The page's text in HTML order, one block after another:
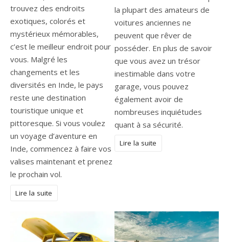
trouvez des endroits
exotiques, colorés et
mystérieux mémorables,
c’est le meilleur endroit pour
vous. Malgré les
changements et les
diversités en Inde, le pays
reste une destination
touristique unique et
pittoresque. Si vous voulez
un voyage d’aventure en
Inde, commencez à faire vos
valises maintenant et prenez
le prochain vol.
Lire la suite
la plupart des amateurs de
voitures anciennes ne
peuvent que rêver de
posséder. En plus de savoir
que vous avez un trésor
inestimable dans votre
garage, vous pouvez
également avoir de
nombreuses inquiétudes
quant à sa sécurité.
Lire la suite